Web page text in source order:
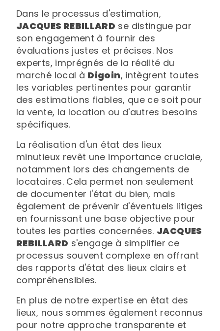
Dans le processus d'estimation,
JACQUES REBILLARD se distingue par
son engagement à fournir des
évaluations justes et précises. Nos
experts, imprégnés de la réalité du
marché local à Digoin, intègrent toutes
les variables pertinentes pour garantir
des estimations fiables, que ce soit pour
la vente, la location ou d'autres besoins
spécifiques.
La réalisation d'un état des lieux
minutieux revêt une importance cruciale,
notamment lors des changements de
locataires. Cela permet non seulement
de documenter l'état du bien, mais
également de prévenir d'éventuels litiges
en fournissant une base objective pour
toutes les parties concernées. JACQUES
REBILLARD s'engage à simplifier ce
processus souvent complexe en offrant
des rapports d'état des lieux clairs et
compréhensibles.
En plus de notre expertise en état des
lieux, nous sommes également reconnus
pour notre approche transparente et